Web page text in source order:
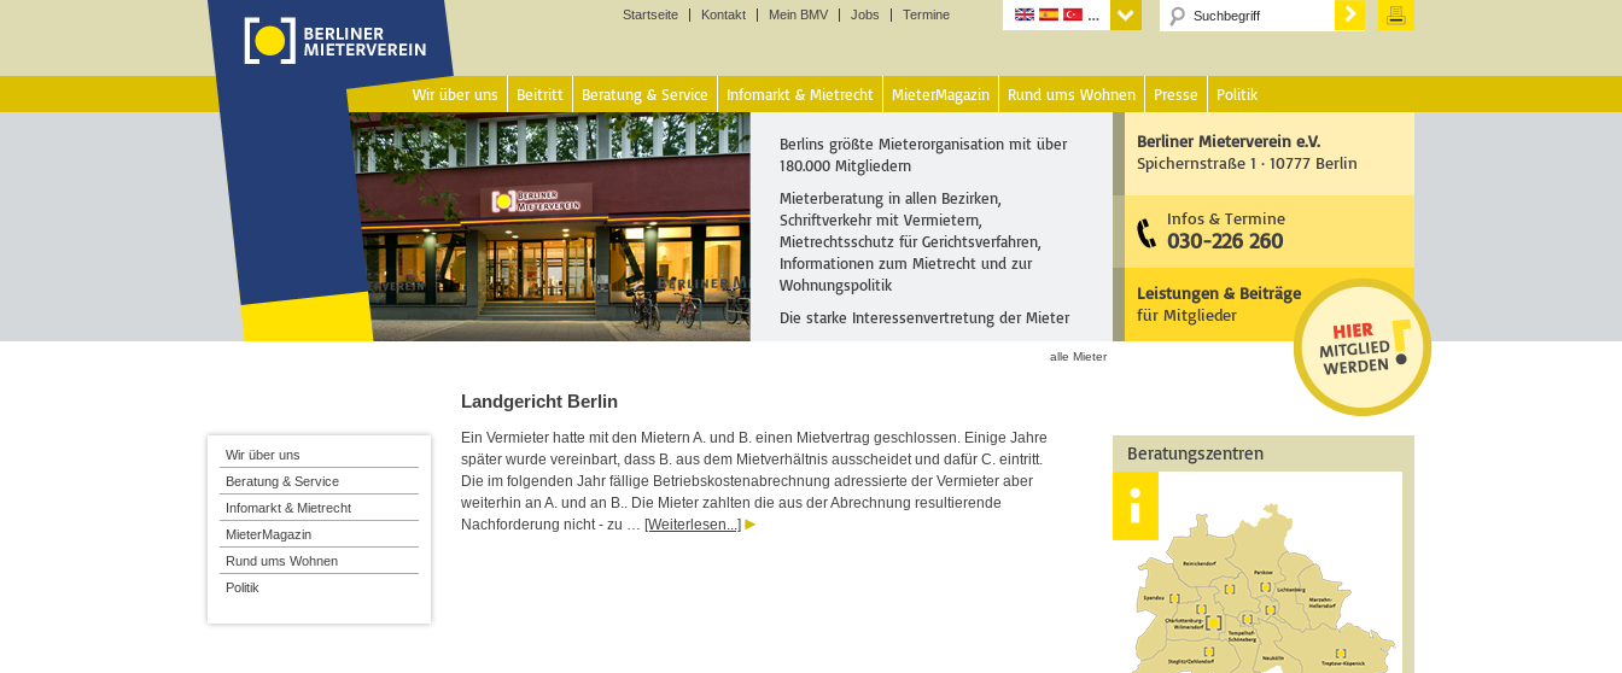
Startseite Kontakt Mein BMV Jobs Termine
Wir über uns Beitritt Beratung & Service Infomarkt & Mietrecht MieterMagazin Rund ums Wohnen Presse Politik
Berlins größte Mieterorganisation mit über
180.000 Mitgliedern
Mieterberatung in allen Bezirken,
Schriftverkehr mit Vermietern,
Mietrechtsschutz für Gerichtsverfahren,
Informationen zum Mietrecht und zur
Wohnungspolitik
Die starke Interessenvertretung der Mieter
Berliner Mieterverein e.V.
Spichernstraße 1 · 10777 Berlin
Infos & Termine
030-226 260
Leistungen & Beiträge
für Mitglieder
alle Mieter
Landgericht Berlin
Ein Vermieter hatte mit den Mietern A. und B. einen Mietvertrag geschlossen. Einige Jahre
später wurde vereinbart, dass B. aus dem Mietverhältnis ausscheidet und dafür C. eintritt.
Die im folgenden Jahr fällige Betriebskostenabrechnung adressierte der Vermieter aber
weiterhin an A. und an B.. Die Mieter zahlten die aus der Abrechnung resultierende
Nachforderung nicht - zu … [Weiterlesen...]
Beratungszentren
Wir über uns
Beratung & Service
Infomarkt & Mietrecht
MieterMagazin
Rund ums Wohnen
Politik